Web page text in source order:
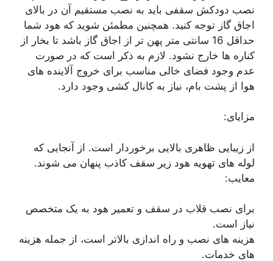
نصب دودکش سقفی باید به نصب مستقیم آن در بالای
اجاق گاز توجه کنید. همچنین مطمئن شوید که هود شما
حداقل 16 سانتی متر پهن تر از اجاق گاز باشد تا بخار از
کناره ها خارج نشود. لازم به ذکر است که در صورت
عدم وجود فضای خالی مناسب برای خروج آلاینده های
هوا از پشت بام، نیاز به کانال کشی وجود دارد.
مزایای:
از زیبایی ظاهری بالایی برخوردار است. از آنجایی که
لوله های تهویه هود زیر سقف کاذب پنهان می شوند.
معایب:
برای نصب قلاب در سقف و تعمیر هود به یک متخصص
نیاز است.
هزینه های نصب و راه اندازی بالاتر است، از جمله هزینه
های خدمات.